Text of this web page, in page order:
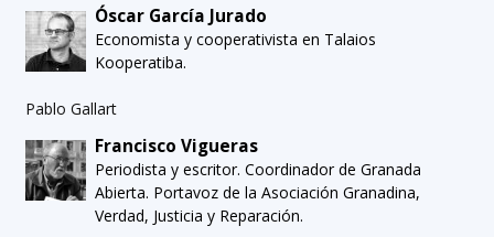
Óscar García Jurado
Economista y cooperativista en Talaios
Kooperatiba.
Pablo Gallart
Francisco Vigueras
Periodista y escritor. Coordinador de Granada
Abierta. Portavoz de la Asociación Granadina,
Verdad, Justicia y Reparación.